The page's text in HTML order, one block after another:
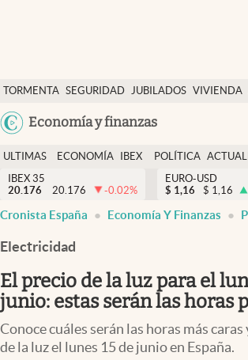
TORMENTA SEGURIDAD JUBILADOS VIVIENDA
Economía y finanzas
Economía y finanzas
Política
Actualidad
Criptomonedas
España
ULTIMAS
NOTICIAS
ECONOMÍA
FINANZAS
IBEX
EURO
POLÍTICA
IBEX 35
20.176
20.176 -0.02%
EURO-USD
$ 1,16 $ 1,16
Cronista España Economía Y Finanzas
Electricidad
El precio de la luz para el
junio: estas serán las horas
Conoce cuáles serán las horas más caras
de la luz el lunes 15 de junio en España.